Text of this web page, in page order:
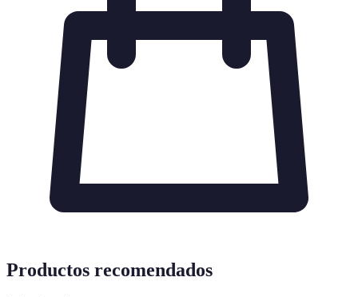
Productos recomendados